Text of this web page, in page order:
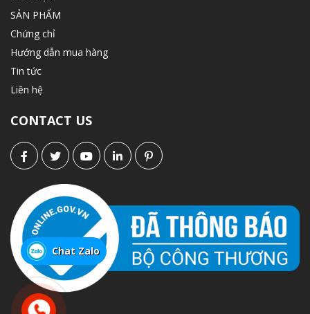
SẢN PHẨM
Chứng chỉ
Hướng dẫn mua hàng
Tin tức
Liên hệ
CONTACT US
Chat Zalo